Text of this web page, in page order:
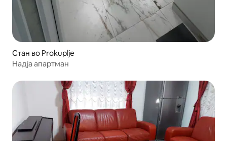
Стан во Prokuplje
Надја апартман